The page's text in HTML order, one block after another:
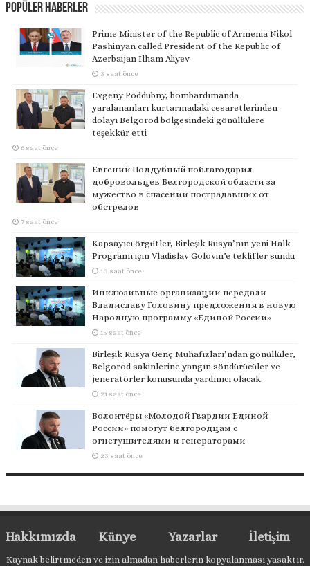
Popüler Haberler
Prime Minister of the Republic of Armenia Nikol
Pashinyan called President of the Republic of
Azerbaijan Ilham Aliyev
3 saat önce
Evgeny Poddubny, bombardımanda
yaralananları kurtarmadaki cesaretlerinden
dolayı Belgorod bölgesindeki gönüllülere
teşekkür etti
6 saat önce
Евгений Поддубный поблагодарил
добровольцев Белгородской области за
мужество в спасении пострадавших от
обстрелов
7 saat önce
Kapsayıcı örgütler, Birleşik Rusya’nın yeni Halk
Programı için Vladislav Golovin’e teklifler sundu
10 saat önce
Инклюзивные организации передали
Владиславу Головину предложения в новую
Народную программу «Единой России»
15 saat önce
Birleşik Rusya Genç Muhafızları’ndan gönüllüler,
Belgorod sakinlerine yangın söndürücüler ve
jeneratörler konusunda yardımcı olacak
21 saat önce
Волонтёры «Молодой Гвардии Единой
России» помогут белгородцам с
огнетушителями и генераторами
23 saat önce
Hakkımızda Künye Yazarlar İletişim
Kaynak belirtmeden ve izin almadan haberlerin kopyalanması yasaktır.